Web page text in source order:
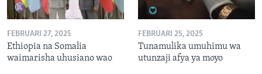
FEBRUARI 27, 2025
Ethiopia na Somalia
waimarisha uhusiano wao
FEBRUARI 25, 2025
Tunamulika umuhimu wa
utunzaji afya ya moyo